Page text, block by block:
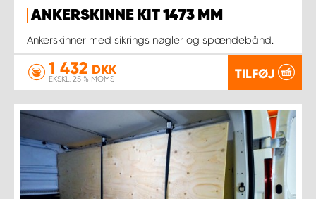
ANKERSKINNE KIT 1473 MM
Ankerskinner med sikrings nøgler og spændebånd.
1 432 DKK
EKSKL. 25 % MOMS TILFØJ